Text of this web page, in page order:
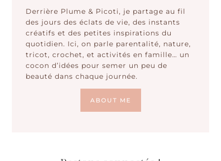
Derrière Plume & Picoti, je partage au fil
des jours des éclats de vie, des instants
créatifs et des petites inspirations du
quotidien. Ici, on parle parentalité, nature,
tricot, crochet, et activités en famille… un
cocon d’idées pour semer un peu de
beauté dans chaque journée.
ABOUT ME